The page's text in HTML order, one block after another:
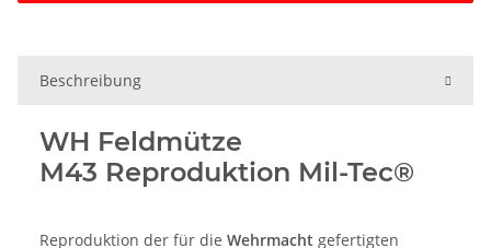
Beschreibung
WH Feldmütze
M43 Reproduktion Mil-Tec®
Reproduktion der für die Wehrmacht gefertigten